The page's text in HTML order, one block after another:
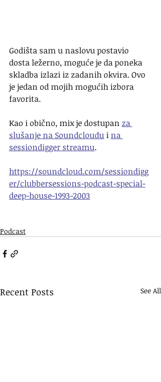
Godišta sam u naslovu postavio
dosta ležerno, moguće je da poneka
skladba izlazi iz zadanih okvira. Ovo
je jedan od mojih mogućih izbora
favorita.
Kao i obično, mix je dostupan za
slušanje na Soundcloudu i na
sessiondigger streamu.
https://soundcloud.com/sessiondigg
er/clubbersessions-podcast-special-
deep-house-1993-2003
Podcast
Recent Posts See All